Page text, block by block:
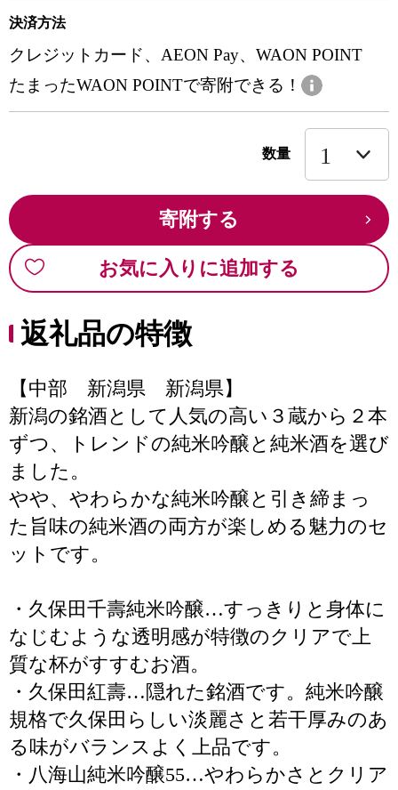
決済方法
クレジットカード、AEON Pay、WAON POINT
たまったWAON POINTで寄附できる！
数量
寄附する
お気に入りに追加する
返礼品の特徴
【中部 新潟県 新潟県】
新潟の銘酒として人気の高い３蔵から２本
ずつ、トレンドの純米吟醸と純米酒を選び
ました。
やや、やわらかな純米吟醸と引き締まっ
た旨味の純米酒の両方が楽しめる魅力のセ
ットです。
・久保田千壽純米吟醸…すっきりと身体に
なじむような透明感が特徴のクリアで上
質な杯がすすむお酒。
・久保田紅壽…隠れた銘酒です。純米吟醸
規格で久保田らしい淡麗さと若干厚みのあ
る味がバランスよく上品です。
・八海山純米吟醸55…やわらかさとクリア